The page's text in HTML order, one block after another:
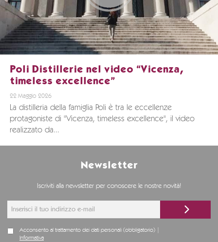
Poli Distillerie nel video “Vicenza,
timeless excellence”
22 Maggio 2026
La distilleria della famiglia Poli è tra le eccellenze
protagoniste di "Vicenza, timeless excellence", il video
realizzato da...
Newsletter
Iscriviti alla newsletter per conoscere le nostre novità!
Acconsento al trattamento dei dati personali (obbligatorio) |
Informativa